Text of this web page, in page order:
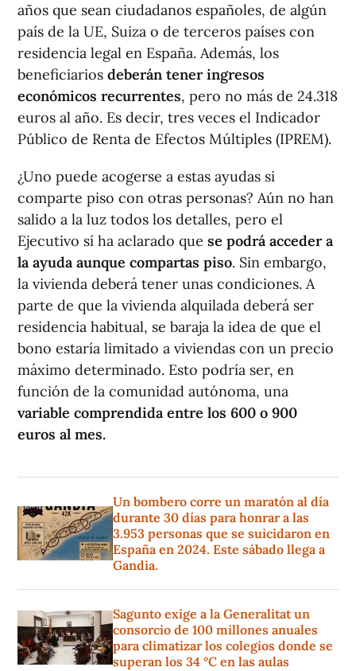
años que sean ciudadanos españoles, de algún
país de la UE, Suiza o de terceros países con
residencia legal en España. Además, los
beneficiarios deberán tener ingresos
económicos recurrentes, pero no más de 24.318
euros al año. Es decir, tres veces el Indicador
Público de Renta de Efectos Múltiples (IPREM).
¿Uno puede acogerse a estas ayudas si
comparte piso con otras personas? Aún no han
salido a la luz todos los detalles, pero el
Ejecutivo sí ha aclarado que se podrá acceder a
la ayuda aunque compartas piso. Sin embargo,
la vivienda deberá tener unas condiciones. A
parte de que la vivienda alquilada deberá ser
residencia habitual, se baraja la idea de que el
bono estaría limitado a viviendas con un precio
máximo determinado. Esto podría ser, en
función de la comunidad autónoma, una
variable comprendida entre los 600 o 900
euros al mes.
Un bombero corre un maratón al día
durante 30 días para honrar a las
3.953 personas que se suicidaron en
España en 2024. Este sábado llega a
Gandia.
Sagunto exige a la Generalitat un
consorcio de 100 millones anuales
para climatizar los colegios donde se
superan los 34 °C en las aulas